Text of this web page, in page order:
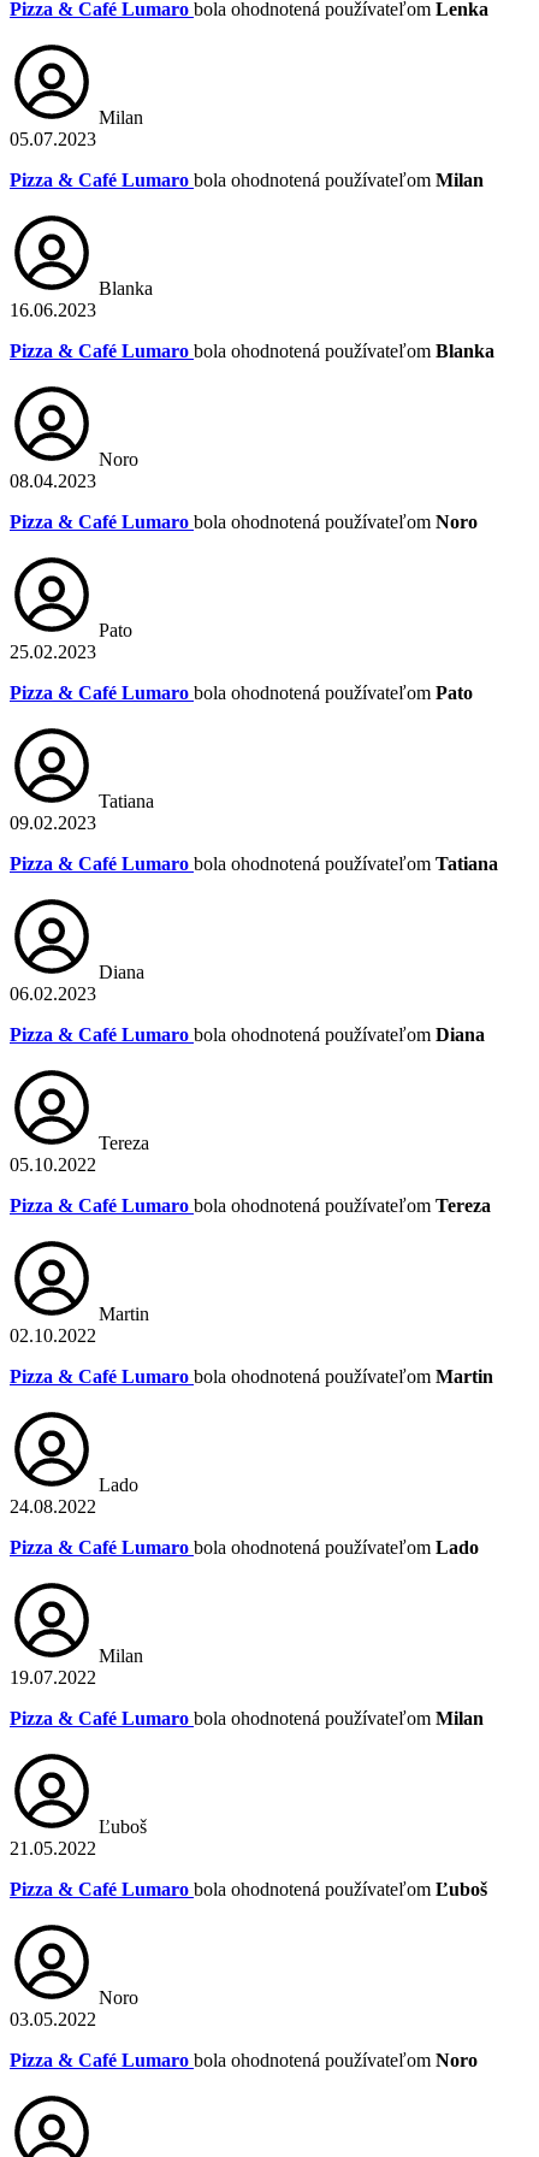
Pizza & Café Lumaro bola ohodnotená používateľom Lenka
Milan
05.07.2023
Pizza & Café Lumaro bola ohodnotená používateľom Milan
Blanka
16.06.2023
Pizza & Café Lumaro bola ohodnotená používateľom Blanka
Noro
08.04.2023
Pizza & Café Lumaro bola ohodnotená používateľom Noro
Pato
25.02.2023
Pizza & Café Lumaro bola ohodnotená používateľom Pato
Tatiana
09.02.2023
Pizza & Café Lumaro bola ohodnotená používateľom Tatiana
Diana
06.02.2023
Pizza & Café Lumaro bola ohodnotená používateľom Diana
Tereza
05.10.2022
Pizza & Café Lumaro bola ohodnotená používateľom Tereza
Martin
02.10.2022
Pizza & Café Lumaro bola ohodnotená používateľom Martin
Lado
24.08.2022
Pizza & Café Lumaro bola ohodnotená používateľom Lado
Milan
19.07.2022
Pizza & Café Lumaro bola ohodnotená používateľom Milan
Ľuboš
21.05.2022
Pizza & Café Lumaro bola ohodnotená používateľom Ľuboš
Noro
03.05.2022
Pizza & Café Lumaro bola ohodnotená používateľom Noro